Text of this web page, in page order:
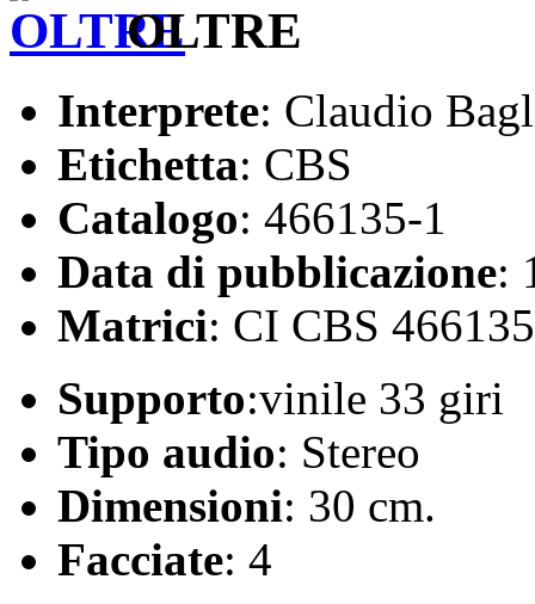
OLTRE
Interprete: Claudio
Etichetta: CBS
Catalogo: 466135-1
Data di pubblicazione:
Matrici: CI CBS
Supporto:vinile 33 giri
Tipo audio: Stereo
Dimensioni: 30 cm.
Facciate: 4